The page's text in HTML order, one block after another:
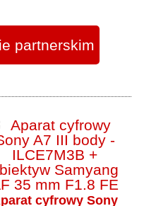
partnerskim
cyfrowy Sony